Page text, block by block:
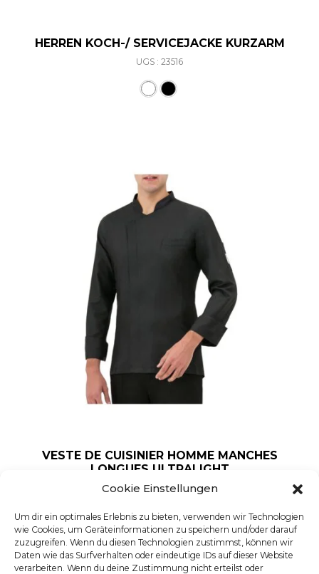
Cookie Einstellungen
Um dir ein optimales Erlebnis zu bieten, verwenden wir Technologien
wie Cookies, um Geräteinformationen zu speichern und/oder darauf
zuzugreifen. Wenn du diesen Technologien zustimmst, können wir
Daten wie das Surfverhalten oder eindeutige IDs auf dieser Website
verarbeiten. Wenn du deine Zustimmung nicht erteilst oder
HERREN KOCH-/ SERVICEJACKE KURZARM
UGS : 23516
VESTE DE CUISINIER HOMME MANCHES
LONGUES ULTRALIGHT
UGS : Giorgio 000